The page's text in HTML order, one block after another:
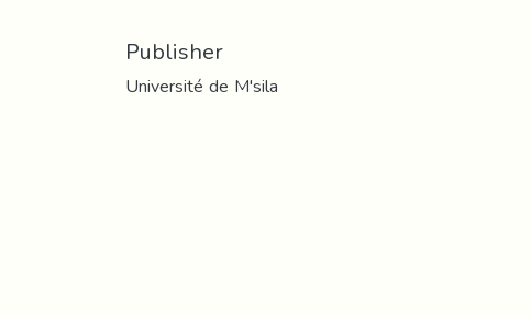
Publisher
Université de M'sila